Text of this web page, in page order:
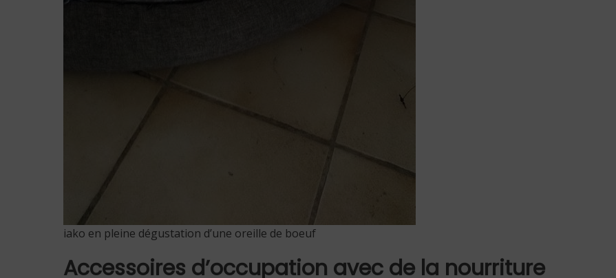
iako en pleine dégustation d’une oreille de boeuf
Accessoires d’occupation avec de la nourriture